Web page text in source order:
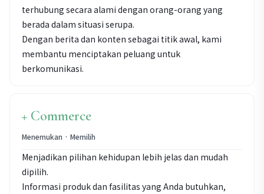
terhubung secara alami dengan orang-orang yang
berada dalam situasi serupa.
Dengan berita dan konten sebagai titik awal, kami
membantu menciptakan peluang untuk
berkomunikasi.
+ Commerce
Menemukan · Memilih
Menjadikan pilihan kehidupan lebih jelas dan mudah
dipilih.
Informasi produk dan fasilitas yang Anda butuhkan,